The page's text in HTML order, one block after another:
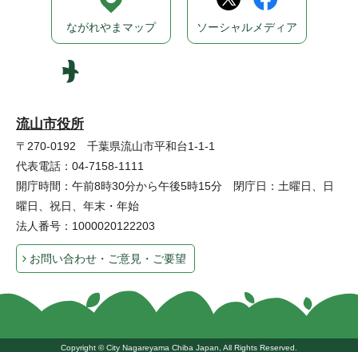
流山市役所
〒270-0192 千葉県流山市平和台1-1-1
代表電話：04-7158-1111
開庁時間：午前8時30分から午後5時15分 閉庁日：土曜日、日
曜日、祝日、年末・年始
法人番号：1000020122203
お問い合わせ・ご意見・ご要望
ながれやまマップ ソーシャルメディア
Copyright © City Nagareyama Chiba Japan, All Rights Reserved.